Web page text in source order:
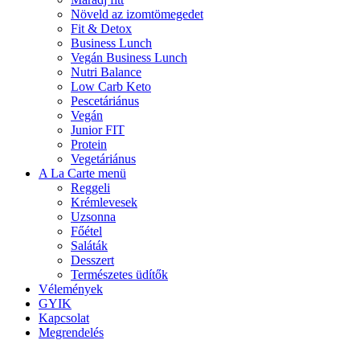
Növeld az izomtömegedet
Fit & Detox
Business Lunch
Vegán Business Lunch
Nutri Balance
Low Carb Keto
Pescetáriánus
Vegán
Junior FIT
Protein
Vegetáriánus
A La Carte menü
Reggeli
Krémlevesek
Uzsonna
Főétel
Saláták
Desszert
Természetes üdítők
Vélemények
GYIK
Kapcsolat
Megrendelés